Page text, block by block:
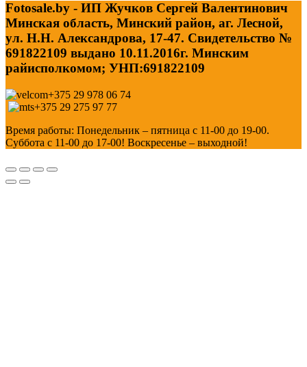
Fotosale.by - ИП Жучков Сергей Валентинович
Минская область, Минский район, аг. Лесной,
ул. Н.Н. Александрова, 17-47. Свидетельство №
691822109 выдано 10.11.2016г. Минским
райисполкомом; УНП:691822109
+375 29 978 06 74
+375 29 275 97 77
Время работы: Понедельник – пятница с 11-00 до 19-00.
Суббота с 11-00 до 17-00! Воскресенье – выходной!